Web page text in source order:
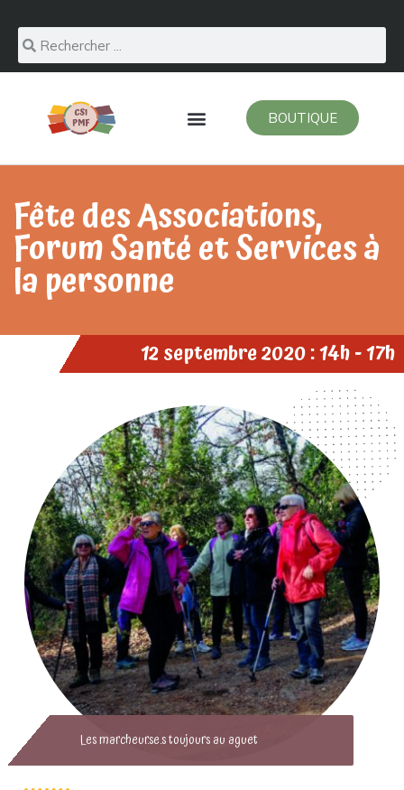
BOUTIQUE
Fête des Associations,
Forum Santé et Services à
la personne
12 septembre 2020 : 14h - 17h
Les marcheur.se.s toujours au aguet